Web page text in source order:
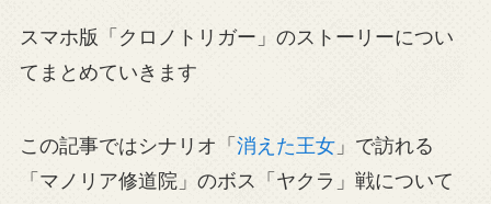
スマホ版「クロノトリガー」のストーリーについ
てまとめていきます
この記事ではシナリオ「 消えた王女」で訪れる
「マノリア修道院」のボス「ヤクラ」戦について